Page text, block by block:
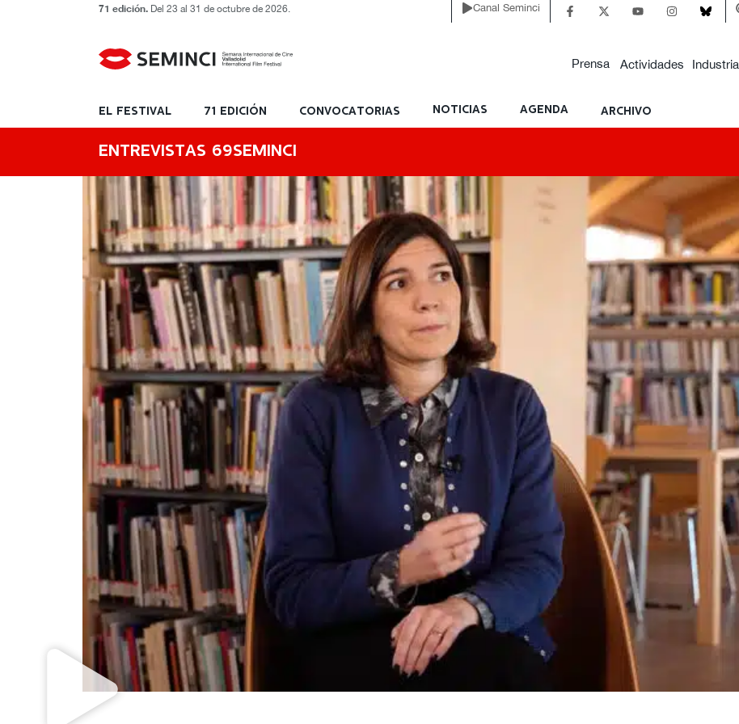
71 edición. Del 23 al 31 de octubre de 2026. Canal Seminci
Prensa Actividades Industria
EL FESTIVAL 71 EDICIÓN CONVOCATORIAS NOTICIAS AGENDA ARCHIVO
ENTREVISTAS 69SEMINCI